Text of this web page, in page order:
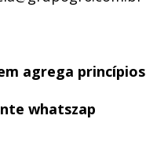
agrega
whatszap